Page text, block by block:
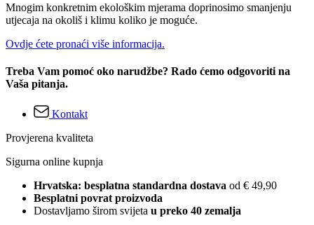
Mnogim konkretnim ekološkim mjerama doprinosimo smanjenju
utjecaja na okoliš i klimu koliko je moguće.
Ovdje ćete pronaći više informacija.
Treba Vam pomoć oko narudžbe? Rado ćemo odgovoriti na
Vaša pitanja.
Kontakt
Provjerena kvaliteta
Sigurna online kupnja
Hrvatska: besplatna standardna dostava od € 49,90
Besplatni povrat proizvoda
Dostavljamo širom svijeta u preko 40 zemalja